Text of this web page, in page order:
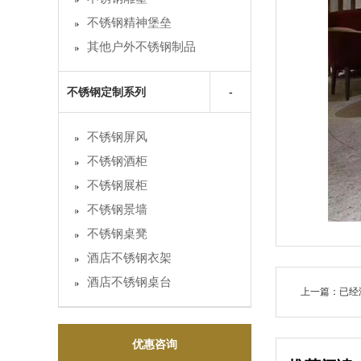
不锈钢精神堡垒
其他户外不锈钢制品
不锈钢定制系列
不锈钢屏风
不锈钢酒柜
不锈钢展柜
不锈钢景墙
不锈钢桌凳
酒店不锈钢衣架
酒店不锈钢桌台
优惠咨询
上一篇：已经